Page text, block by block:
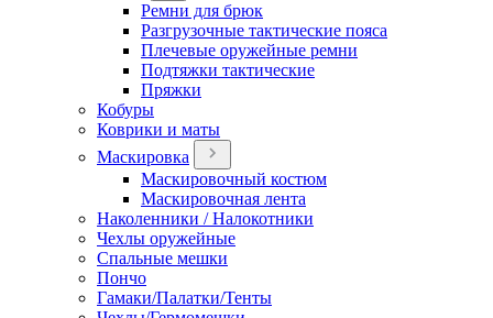
Ремни для брюк
Разгрузочные тактические пояса
Плечевые оружейные ремни
Подтяжки тактические
Пряжки
Кобуры
Коврики и маты
Маскировка
Маскировочный костюм
Маскировочная лента
Наколенники / Налокотники
Чехлы оружейные
Спальные мешки
Пончо
Гамаки/Палатки/Тенты